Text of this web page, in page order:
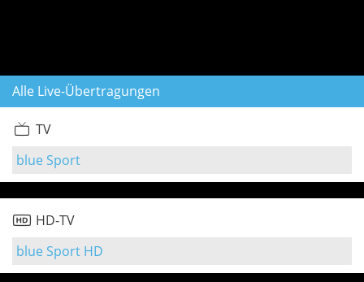
Alle Live-Übertragungen
TV
blue Sport
HD-TV
blue Sport HD